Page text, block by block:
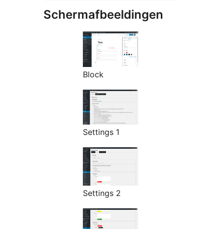
Schermafbeeldingen
Block
Settings 1
Settings 2